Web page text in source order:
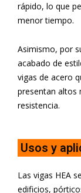
rápido, lo que
menor tiempo.
Asimismo, por
acabado de
vigas de acero
presentan altos
resistencia.
Usos y
Las vigas HEA
edificios,